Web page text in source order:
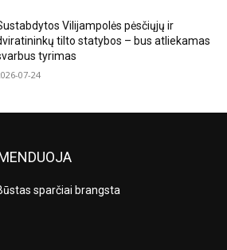
Vilijampolės pėsčiųjų ir
tilto statybos – bus atliekamas
tyrimas
07-24
sparčiai brangsta